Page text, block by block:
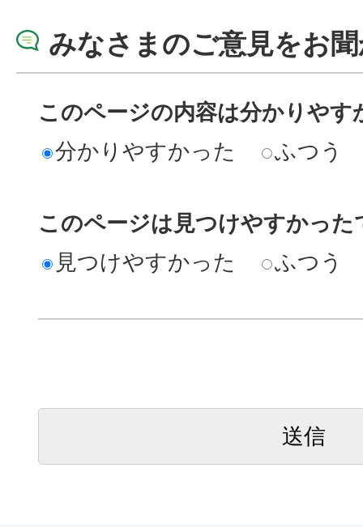
みなさまのご意見をお
このページの内容は分かりやす
分かりやすかった
ふつう
このページは見つけやすかった
見つけやすかった
ふつう